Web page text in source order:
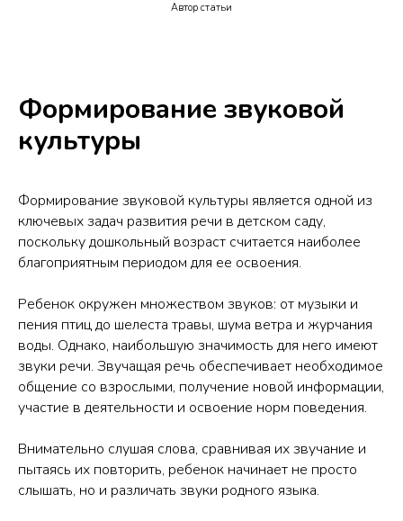
Автор статьи
Формирование звуковой
культуры
Формирование звуковой культуры является одной из
ключевых задач развития речи в детском саду,
поскольку дошкольный возраст считается наиболее
благоприятным периодом для ее освоения.
Ребенок окружен множеством звуков: от музыки и
пения птиц до шелеста травы, шума ветра и журчания
воды. Однако, наибольшую значимость для него имеют
звуки речи. Звучащая речь обеспечивает необходимое
общение со взрослыми, получение новой информации,
участие в деятельности и освоение норм поведения.
Внимательно слушая слова, сравнивая их звучание и
пытаясь их повторить, ребенок начинает не просто
слышать, но и различать звуки родного языка.